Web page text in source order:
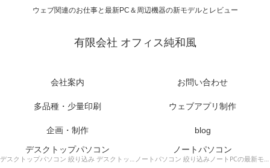
ウェブ関連のお仕事と最新PC＆周辺機器の新モデルとレビュー
有限会社 オフィス純和風
会社案内 お問い合わせ
多品種・少量印刷 ウェブアプリ制作
企画・制作
blog
デスクトップパソコン
デスクトップパソコン 絞り込み デスクトップPCの最新モデルやスペック・仕様に関する情報。
ノートパソコン
ノートパソコン 絞り込みノートPCの最新モデルやスペック・仕様に関する情報。